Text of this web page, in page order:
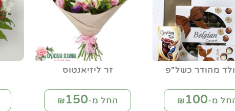
מהודר כשל"פ
מ-₪100
זר ליזיאנטוס
החל מ-₪150